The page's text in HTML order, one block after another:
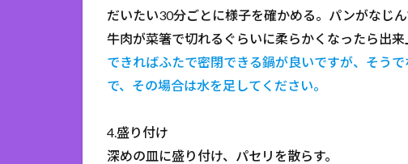
だいたい30分ごとに様子を確かめる。パンがなじ
牛肉が菜箸で切れるぐらいに柔らかくなったら出来
できればふたで密閉できる鍋が良いですが、そう
で、その場合は水を足してください。
4.盛り付け
深めの皿に盛り付け、パセリを散らす。